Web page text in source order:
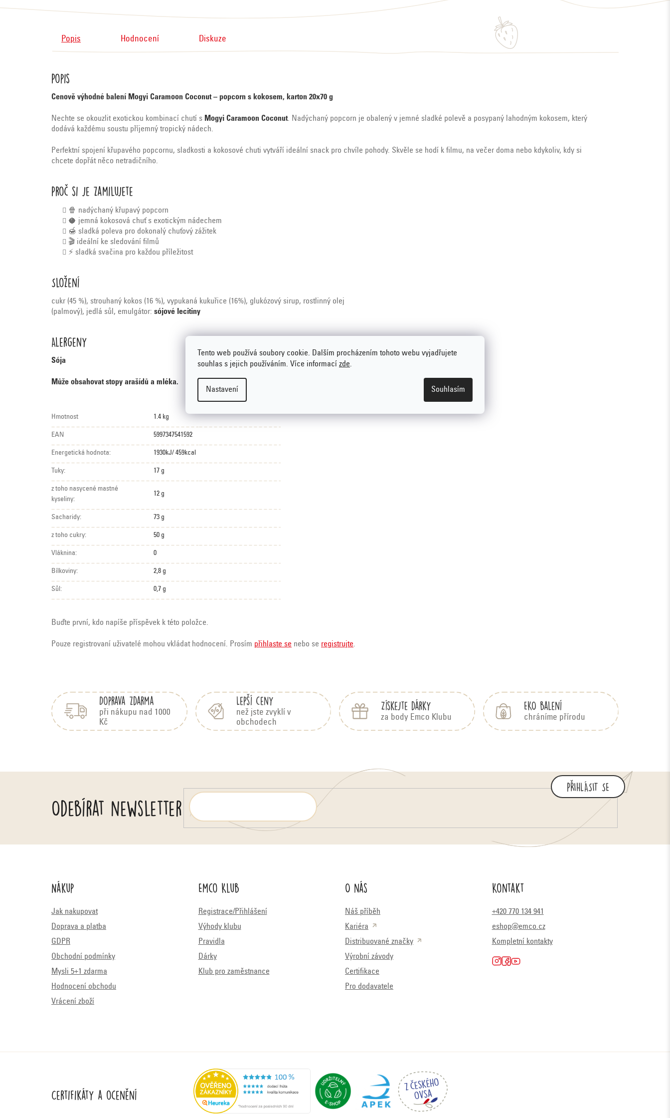
Tento web používá soubory cookie. Dalším procházením tohoto webu vyjadřujete
souhlas s jejich používáním. Více informací zde.
Nastavení Souhlasím
Popis Hodnocení Diskuze
Popis
Cenově výhodné balení Mogyi Caramoon Coconut – popcorn s kokosem, karton 20x70 g
Nechte se okouzlit exotickou kombinací chutí s Mogyi Caramoon Coconut. Nadýchaný popcorn je obalený v jemné sladké polevě a posypaný lahodným kokosem, který
dodává každému soustu příjemný tropický nádech.
Perfektní spojení křupavého popcornu, sladkosti a kokosové chuti vytváří ideální snack pro chvíle pohody. Skvěle se hodí k filmu, na večer doma nebo kdykoliv, kdy si
chcete dopřát něco netradičního.
Proč si je zamilujete
🍿 nadýchaný křupavý popcorn
🥥 jemná kokosová chuť s exotickým nádechem
🍯 sladká poleva pro dokonalý chuťový zážitek
🎬 ideální ke sledování filmů
⚡ sladká svačina pro každou příležitost
Složení
cukr (45 %), strouhaný kokos (16 %), vypukaná kukuřice (16%), glukózový sirup, rostlinný olej
(palmový), jedlá sůl, emulgátor: sójové lecitiny
Alergeny
Sója
Může obsahovat stopy arašídů a mléka.
Hmotnost 1.4 kg
EAN 5997347541592
Energetická hodnota: 1930kJ/ 459kcal
Tuky: 17 g
z toho nasycené mastné
kyseliny:
12 g
Sacharidy: 73 g
z toho cukry: 50 g
Vláknina: 0
Bílkoviny: 2,8 g
Sůl: 0,7 g
Buďte první, kdo napíše příspěvek k této položce.
Pouze registrovaní uživatelé mohou vkládat hodnocení. Prosím přihlaste se nebo se registrujte.
Doprava zdarma
při nákupu nad 1000
Kč
Lepší ceny
než jste zvyklí v
obchodech
Získejte dárky
za body Emco Klubu
EKO balení
chráníme přírodu
Odebírat newsletter
PŘIHLÁSIT SE
Nákup
Jak nakupovat
Doprava a platba
GDPR
Obchodní podmínky
Mysli 5+1 zdarma
Hodnocení obchodu
Vrácení zboží
Emco Klub
Registrace/Přihlášení
Výhody klubu
Pravidla
Dárky
Klub pro zaměstnance
O nás
Náš příběh
Kariéra
Distribuované značky
Výrobní závody
Certifikace
Pro dodavatele
Kontakt
+420 770 134 941
eshop@emco.cz
Kompletní kontakty
Certifikáty a ocenění